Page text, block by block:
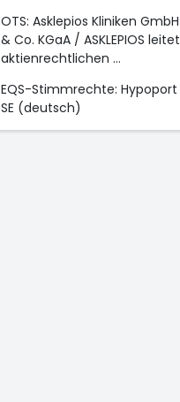
OTS: Asklepios Kliniken GmbH
& Co. KGaA / ASKLEPIOS leitet
aktienrechtlichen ...
EQS-Stimmrechte: Hypoport
SE (deutsch)